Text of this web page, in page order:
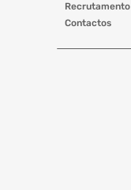
Recrutamento
Contactos